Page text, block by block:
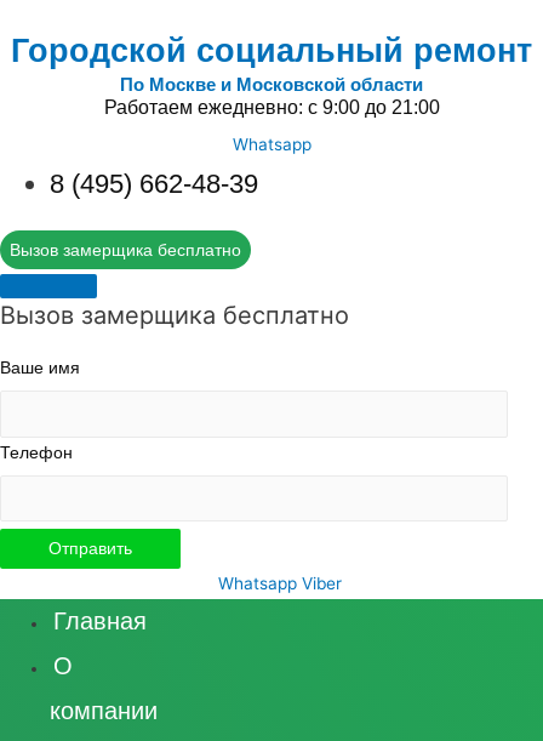
Городской социальный ремонт
По Москве и Московской области
Работаем ежедневно: с 9:00 до 21:00
Whatsapp
8 (495) 662-48-39
Вызов замерщика бесплатно
Вызов замерщика бесплатно
Ваше имя
Телефон
Whatsapp Viber
Главная
О
компании